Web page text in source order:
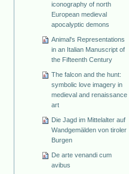
iconography of north
European medieval
apocalyptic demons
Animal's Representations
in an Italian Manuscript of
the Fifteenth Century
The falcon and the hunt:
symbolic love imagery in
medieval and renaissance
art
Die Jagd im Mittelalter auf
Wandgemälden von tiroler
Burgen
De arte venandi cum
avibus